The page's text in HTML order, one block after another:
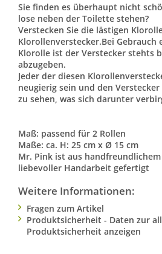
Sie finden es überhaupt nicht
lose neben der Toilette stehen?
Verstecken Sie die lästigen
Klorollenverstecker.Bei Gebrauch
Klorolle ist der Verstecker stehts
abzugeben.
Jeder der diesen
neugierig sein und den
zu sehen, was sich darunter
Maß: passend für 2 Rollen
Maße: ca. H: 25 cm x Ø 15 cm
Mr. Pink ist aus
liebevoller Handarbeit gefertigt
Weitere Informationen:
Fragen zum Artikel
Produktsicherheit - Daten zur
Produktsicherheit anzeigen